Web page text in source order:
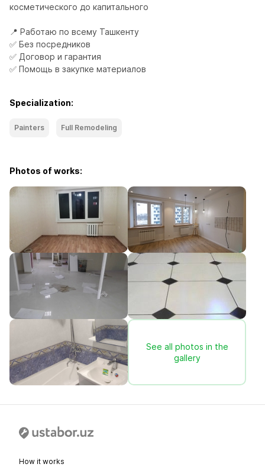
косметического до капитального
📍 Работаю по всему Ташкенту
✅ Без посредников
✅ Договор и гарантия
✅ Помощь в закупке материалов
Specialization:
Painters Full Remodeling
Photos of works:
See all photos in the
gallery
How it works